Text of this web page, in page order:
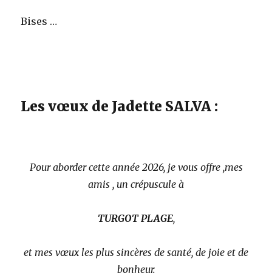
Bises …
Les vœux de Jadette SALVA :
Pour aborder cette année 2026, je vous offre ,mes
amis , un crépuscule à
TURGOT PLAGE,
et mes vœux les plus sincères de santé, de joie et de
bonheur.